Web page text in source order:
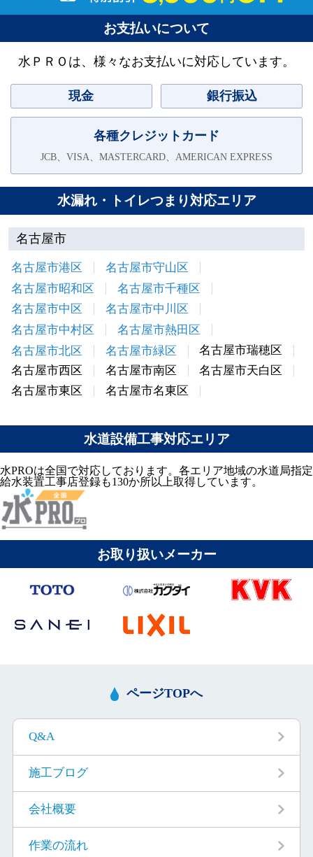
お支払いについて
水ＰＲＯは、様々なお支払いに対応しています。
現金 銀行振込
各種クレジットカード
JCB、VISA、MASTERCARD、AMERICAN EXPRESS
水漏れ・トイレつまり対応エリア
名古屋市
名古屋市港区
名古屋市守山区
名古屋市昭和区
名古屋市千種区
名古屋市中区
名古屋市中川区
名古屋市中村区
名古屋市熱田区
名古屋市北区
名古屋市緑区
名古屋市瑞穂区
名古屋市西区
名古屋市南区
名古屋市天白区
名古屋市東区
名古屋市名東区
水道設備工事対応エリア
水PROは全国で対応しております。各エリア地域の水道局指定
給水装置工事店登録も130か所以上取得しています。
お取り扱いメーカー
ページTOPへ
Q&A
施工ブログ
会社概要
作業の流れ